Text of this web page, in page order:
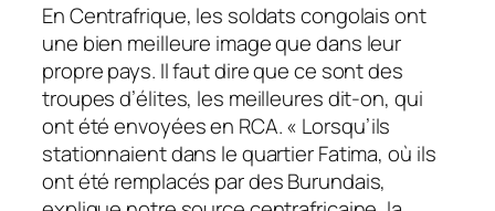
En Centrafrique, les soldats congolais ont
une bien meilleure image que dans leur
propre pays. Il faut dire que ce sont des
troupes d’élites, les meilleures dit-on, qui
ont été envoyées en RCA. « Lorsqu’ils
stationnaient dans le quartier Fatima, où ils
ont été remplacés par des Burundais,